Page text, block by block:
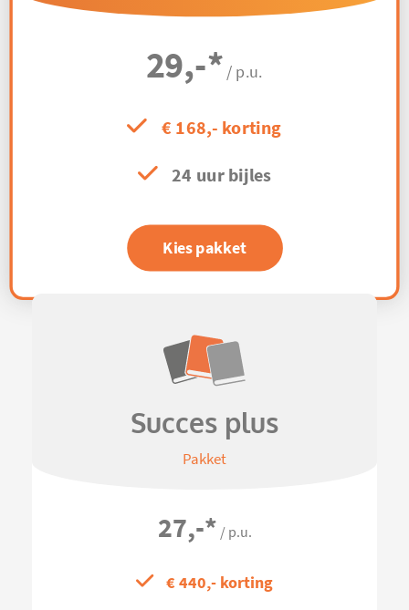
29,-* / p.u.
€ 168,- korting
24 uur bijles
Kies pakket
Succes plus
Pakket
27,-* / p.u.
€ 440,- korting